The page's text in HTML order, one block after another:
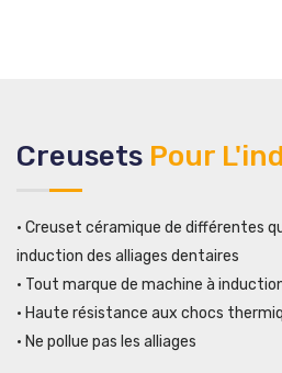
Creusets Pour
• Creuset céramique de différentes
induction des alliages dentaires
• Tout marque de machine à
• Haute résistance aux chocs
• Ne pollue pas les alliages